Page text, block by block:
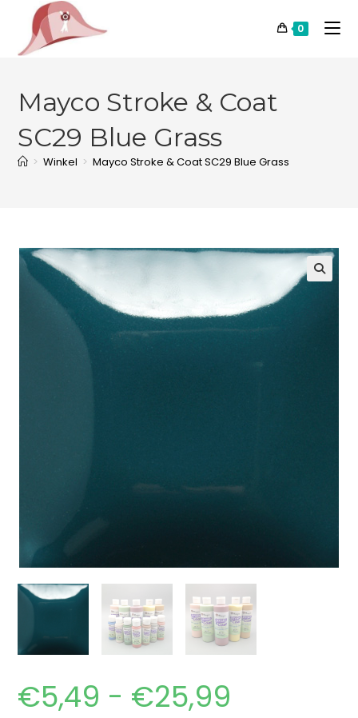
0
Mayco Stroke & Coat
SC29 Blue Grass
> Winkel > Mayco Stroke & Coat SC29 Blue Grass
€5,49 - €25,99